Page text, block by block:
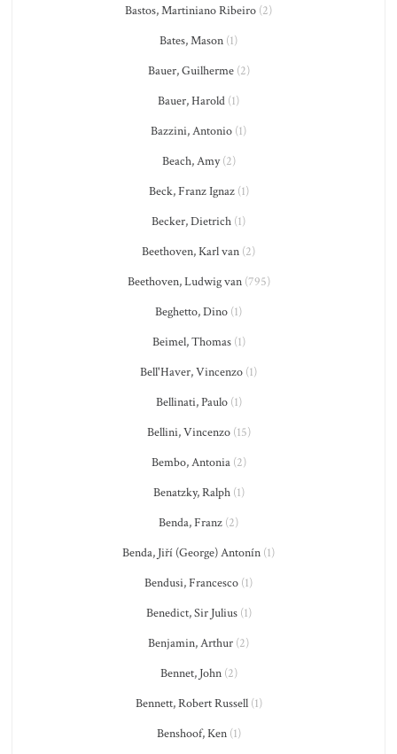
Bastos, Martiniano Ribeiro (2)
Bates, Mason (1)
Bauer, Guilherme(2)
Bauer, Harold (1)
Bazzini, Antonio (1)
Beach, Amy(2)
Beck, Franz Ignaz(1)
Becker, Dietrich (1)
Beethoven, Karl van (2)
Beethoven, Ludwig van(795)
Beghetto, Dino (1)
Beimel, Thomas(1)
Bell'Haver, Vincenzo (1)
Bellinati, Paulo(1)
Bellini, Vincenzo(15)
Bembo, Antonia(2)
Benatzky, Ralph(1)
Benda, Franz (2)
Benda, Jiří (George) Antonín (1)
Bendusi, Francesco (1)
Benedict, Sir Julius(1)
Benjamin, Arthur (2)
Bennet, John(2)
Bennett, Robert Russell(1)
Benshoof, Ken(1)